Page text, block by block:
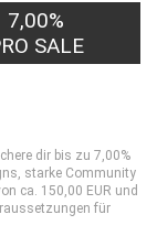
7,00%
SALE
dir bis zu 7,00%
starke Community
ca. 150,00 EUR und
für